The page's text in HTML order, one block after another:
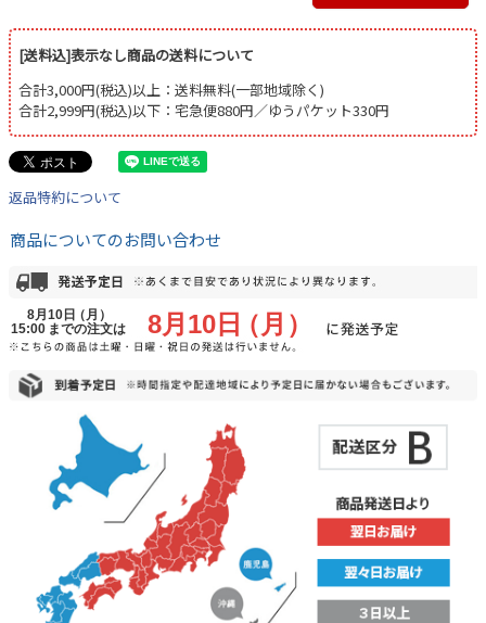
[送料込]表示なし商品の送料について
合計3,000円(税込)以上：送料無料(一部地域除く)
合計2,999円(税込)以下：宅急便880円／ゆうパケット330円
返品特約について
商品についてのお問い合わせ